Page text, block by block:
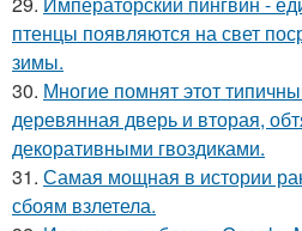
птенцы появляются на свет
зимы.
30. Многие помнят этот
деревянная дверь и вторая,
декоративными гвоздиками.
31. Самая мощная в истории
сбоям взлетела.